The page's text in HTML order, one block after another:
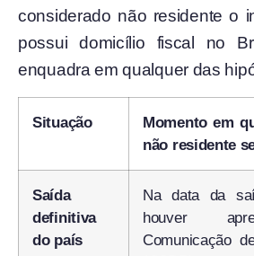
considerado não residente o
possui domicílio fiscal no
enquadra em qualquer das
Situação
Momento em
não residente
Saída
definitiva
do país
Na data da
houver
Comunicação